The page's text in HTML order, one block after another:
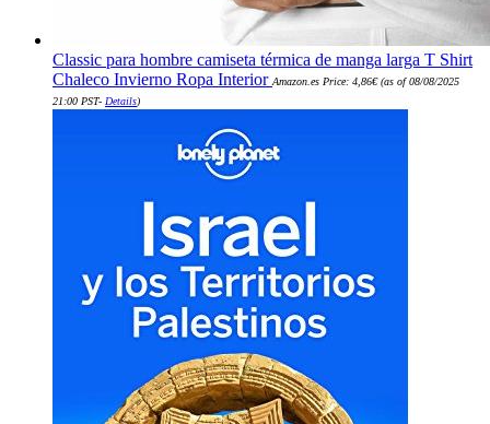
Classic para hombre camiseta térmica de manga larga T Shirt
Chaleco Invierno Ropa Interior Amazon.es Price: 4,86€(as of 08/08/2025
21:00 PST- Details)